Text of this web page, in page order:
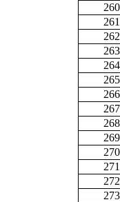
260
261
262
263
264
265
266
267
268
269
270
271
272
273